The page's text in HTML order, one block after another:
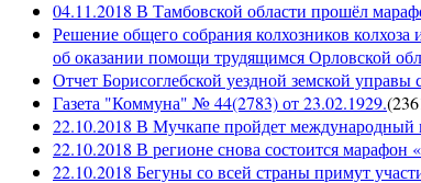
04.11.2018 В Тамбовской области прошёл
Решение общего собрания колхозников
об оказании помощи трудящимся Орловской
Отчет Борисоглебской уездной земской управы
Газета "Коммуна" № 44(2783) от 23.02.1929.(
22.10.2018 В Мучкапе пройдет
22.10.2018 В регионе снова состоится
22.10.2018 Бегуны со всей страны примут